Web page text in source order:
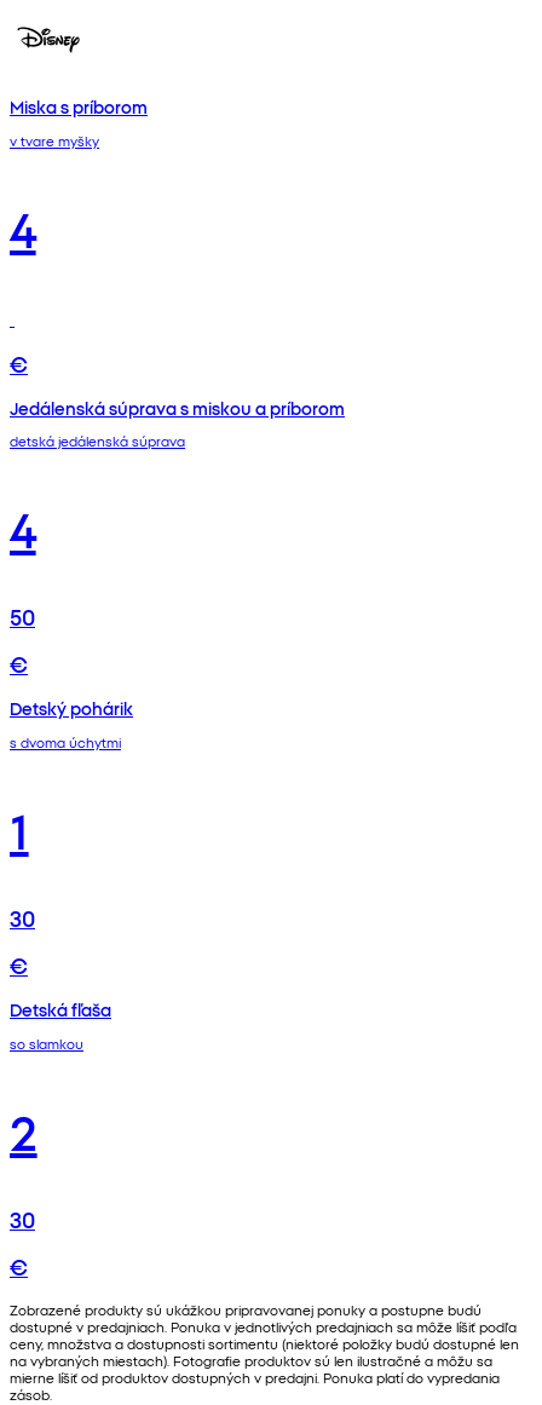
Miska s príborom
v tvare myšky
4
€
Jedálenská súprava s miskou a príborom
detská jedálenská súprava
4
50
€
Detský pohárik
s dvoma úchytmi
1
30
€
Detská fľaša
so slamkou
2
30
€
Zobrazené produkty sú ukážkou pripravovanej ponuky a postupne budú
dostupné v predajniach. Ponuka v jednotlivých predajniach sa môže líšiť podľa
ceny, množstva a dostupnosti sortimentu (niektoré položky budú dostupné len
na vybraných miestach). Fotografie produktov sú len ilustračné a môžu sa
mierne líšiť od produktov dostupných v predajni. Ponuka platí do vypredania
zásob.